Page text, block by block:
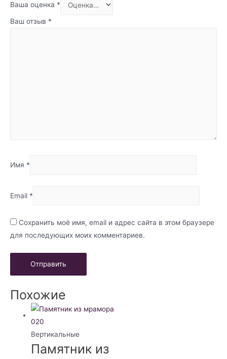
Ваша оценка *
Ваш отзыв *
Имя *
Email *
Сохранить моё имя, email и адрес сайта в этом браузере
для последующих моих комментариев.
Похожие
Вертикальные
Памятник из